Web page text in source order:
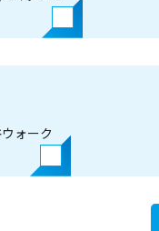
ォーク